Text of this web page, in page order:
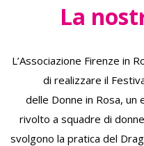
La
L’Associazione Firenze in
di realizzare il
delle Donne in Rosa,
rivolto a squadre di
svolgono la pratica del